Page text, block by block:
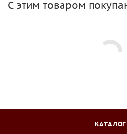
С этим товаром
КАТАЛОГ